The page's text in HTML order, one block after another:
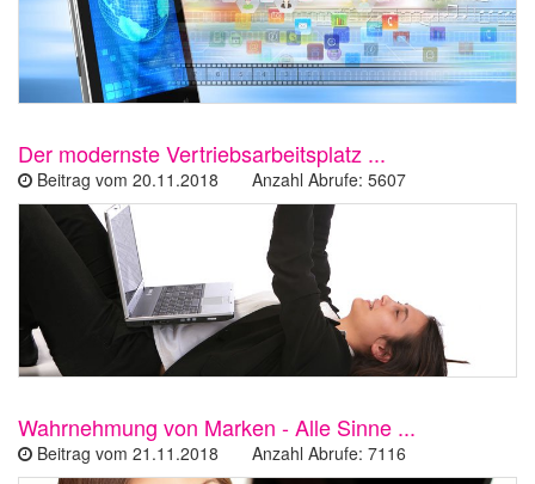
Der modernste Vertriebsarbeitsplatz ...
Beitrag vom 20.11.2018 Anzahl Abrufe: 5607
Wahrnehmung von Marken - Alle Sinne ...
Beitrag vom 21.11.2018 Anzahl Abrufe: 7116